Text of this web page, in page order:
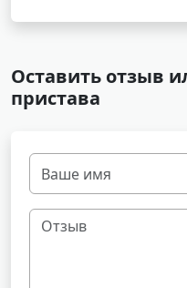
Оставить отзыв
пристава